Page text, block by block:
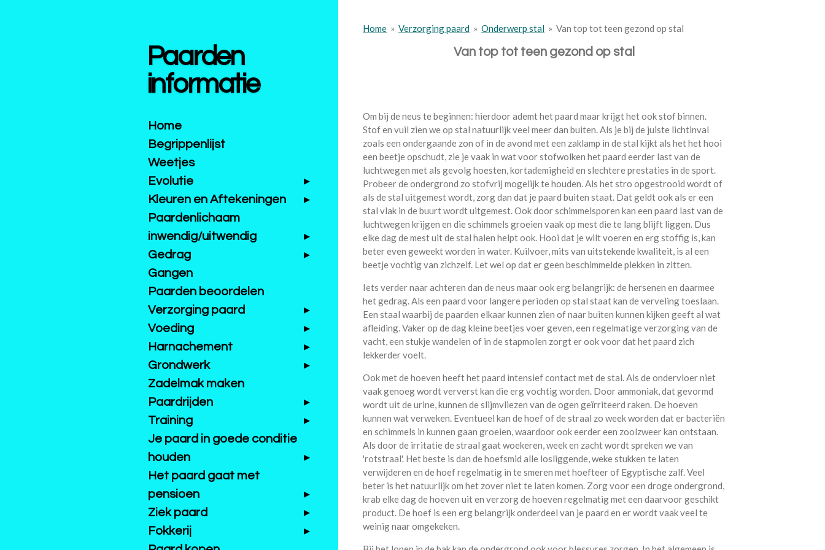
Home » Verzorging paard » Onderwerp stal » Van top tot teen gezond op stal
Van top tot teen gezond op stal
Om bij de neus te beginnen: hierdoor ademt het paard maar krijgt het ook stof binnen.
Stof en vuil zien we op stal natuurlijk veel meer dan buiten. Als je bij de juiste lichtinval
zoals een ondergaande zon of in de avond met een zaklamp in de stal kijkt als het het hooi
een beetje opschudt, zie je vaak in wat voor stofwolken het paard eerder last van de
luchtwegen met als gevolg hoesten, kortademigheid en slechtere prestaties in de sport.
Probeer de ondergrond zo stofvrij mogelijk te houden. Als het stro opgestrooid wordt of
als de stal uitgemest wordt, zorg dan dat je paard buiten staat. Dat geldt ook als er een
stal vlak in de buurt wordt uitgemest. Ook door schimmelsporen kan een paard last van de
luchtwegen krijgen en die schimmels groeien vaak op mest die te lang blijft liggen. Dus
elke dag de mest uit de stal halen helpt ook. Hooi dat je wilt voeren en erg stoffig is, kan
beter even geweekt worden in water. Kuilvoer, mits van uitstekende kwaliteit, is al een
beetje vochtig van zichzelf. Let wel op dat er geen beschimmelde plekken in zitten.
Iets verder naar achteren dan de neus maar ook erg belangrijk: de hersenen en daarmee
het gedrag. Als een paard voor langere perioden op stal staat kan de verveling toeslaan.
Een staal waarbij de paarden elkaar kunnen zien of naar buiten kunnen kijken geeft al wat
afleiding. Vaker op de dag kleine beetjes voer geven, een regelmatige verzorging van de
vacht, een stukje wandelen of in de stapmolen zorgt er ook voor dat het paard zich
lekkerder voelt.
Ook met de hoeven heeft het paard intensief contact met de stal. Als de ondervloer niet
vaak genoeg wordt ververst kan die erg vochtig worden. Door ammoniak, dat gevormd
wordt uit de urine, kunnen de slijmvliezen van de ogen geïrriteerd raken. De hoeven
kunnen wat verweken. Eventueel kan de hoef of de straal zo week worden dat er bacteriën
en schimmels in kunnen gaan groeien, waardoor ook eerder een zoolzweer kan ontstaan.
Als door de irritatie de straal gaat woekeren, week en zacht wordt spreken we van
'rotstraal'. Het beste is dan de hoefsmid alle losliggende, weke stukken te laten
verwijderen en de hoef regelmatig in te smeren met hoefteer of Egyptische zalf. Veel
beter is het natuurlijk om het zover niet te laten komen. Zorg voor een droge ondergrond,
krab elke dag de hoeven uit en verzorg de hoeven regelmatig met een daarvoor geschikt
product. De hoef is een erg belangrijk onderdeel van je paard en er wordt vaak veel te
weinig naar omgekeken.
Paarden
informatie
Home
Begrippenlijst
Weetjes
Evolutie
Kleuren en Aftekeningen
Paardenlichaam
inwendig/uitwendig
Gedrag
Gangen
Paarden beoordelen
Verzorging paard
Voeding
Harnachement
Grondwerk
Zadelmak maken
Paardrijden
Training
Je paard in goede conditie
houden
Het paard gaat met
pensioen
Ziek paard
Fokkerij